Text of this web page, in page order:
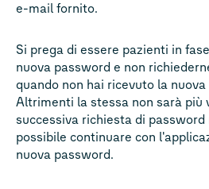
e-mail fornito.
Si prega di essere pazienti in
nuova password e non
quando non hai ricevuto la
Altrimenti la stessa non sarà più
successiva richiesta di password
possibile continuare con
nuova password.